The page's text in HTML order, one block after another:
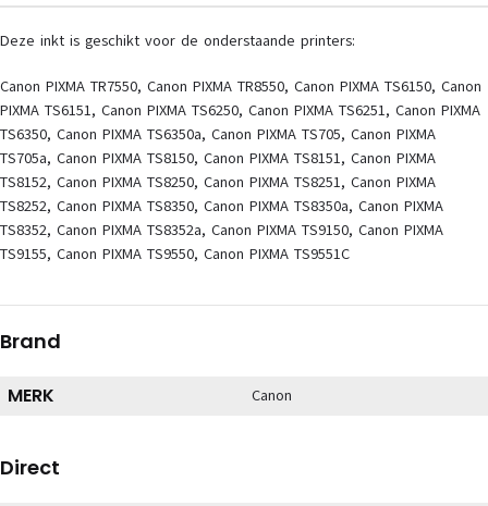
Deze inkt is geschikt voor de onderstaande printers:
Canon PIXMA TR7550, Canon PIXMA TR8550, Canon PIXMA TS6150, Canon
PIXMA TS6151, Canon PIXMA TS6250, Canon PIXMA TS6251, Canon PIXMA
TS6350, Canon PIXMA TS6350a, Canon PIXMA TS705, Canon PIXMA
TS705a, Canon PIXMA TS8150, Canon PIXMA TS8151, Canon PIXMA
TS8152, Canon PIXMA TS8250, Canon PIXMA TS8251, Canon PIXMA
TS8252, Canon PIXMA TS8350, Canon PIXMA TS8350a, Canon PIXMA
TS8352, Canon PIXMA TS8352a, Canon PIXMA TS9150, Canon PIXMA
TS9155, Canon PIXMA TS9550, Canon PIXMA TS9551C
Brand
MERK Canon
Direct